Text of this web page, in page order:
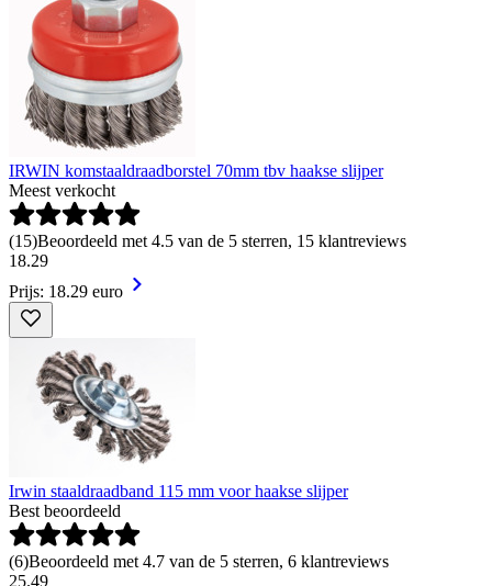
IRWIN komstaaldraadborstel 70mm tbv haakse slijper
Meest verkocht
(15)Beoordeeld met 4.5 van de 5 sterren, 15 klantreviews
18.29
Prijs: 18.29 euro
Irwin staaldraadband 115 mm voor haakse slijper
Best beoordeeld
(6)Beoordeeld met 4.7 van de 5 sterren, 6 klantreviews
25.49